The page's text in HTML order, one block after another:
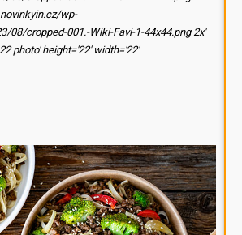
wp-
08/cropped-001.-Wiki-Favi-1-44x44.png 2x'
photo' height='22' width='22'